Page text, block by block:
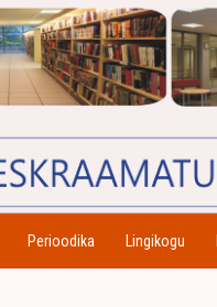
Perioodika Lingikogu